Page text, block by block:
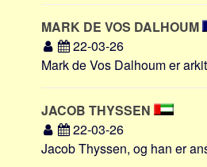
MARK DE VOS DALHOUM
22-03-26
Mark de Vos Dalhoum er
JACOB THYSSEN
22-03-26
Jacob Thyssen, og han er